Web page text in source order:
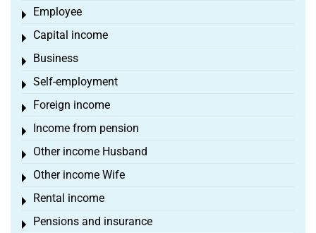
Employee
Toggle menu
Capital income
Toggle menu
Business
Toggle menu
Self-employment
Toggle menu
Foreign income
Toggle menu
Income from pension
Toggle menu
Other income Husband
Toggle menu
Other income Wife
Toggle menu
Rental income
Toggle menu
Pensions and insurance
Toggle menu